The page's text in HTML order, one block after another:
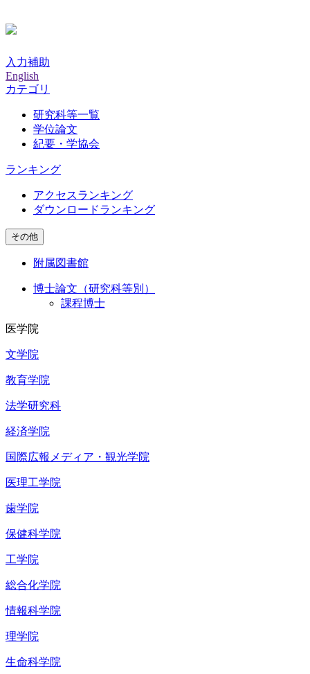
入力補助
English
カテゴリ
研究科等一覧
学位論文
紀要・学協会
ランキング
アクセスランキング
ダウンロードランキング
その他
附属図書館
博士論文（研究科等別）
課程博士
医学院
文学院
教育学院
法学研究科
経済学院
国際広報メディア・観光学院
医理工学院
歯学院
保健科学院
工学院
総合化学院
情報科学院
理学院
生命科学院